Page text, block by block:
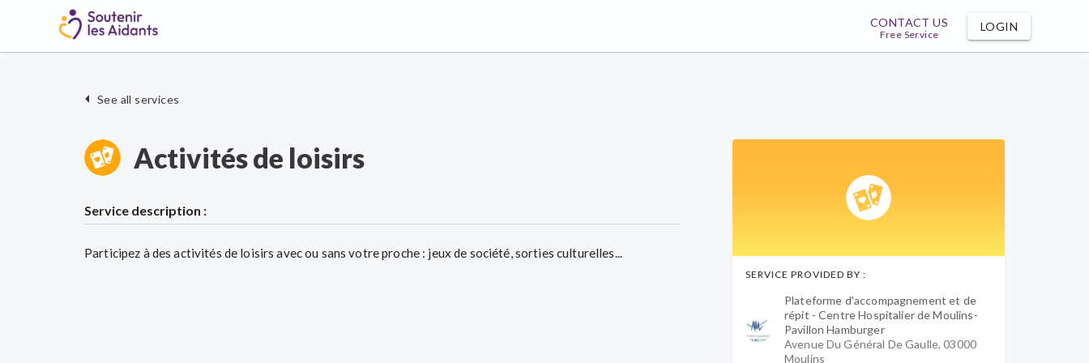
CONTACT US
Free Service
LOGIN
See all services
Activités de loisirs
Service description :
Participez à des activités de loisirs avec ou sans votre proche : jeux de société, sorties culturelles...
SERVICE PROVIDED BY :
Plateforme d'accompagnement et de
répit - Centre Hospitalier de Moulins-
Pavillon Hamburger
Avenue Du Général De Gaulle, 03000
Moulins